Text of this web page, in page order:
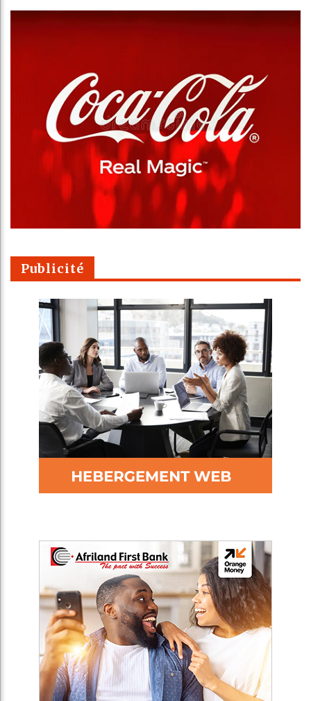
Publicité